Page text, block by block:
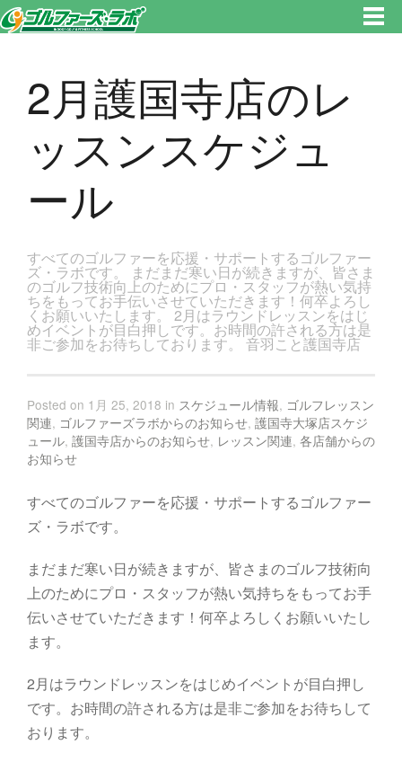
若松河田で気軽にゴルフレッスン！
2月護国寺店のレ
ッスンスケジュ
ール
すべてのゴルファーを応援・サポートするゴルファー
ズ・ラボです。 まだまだ寒い日が続きますが、皆さま
のゴルフ技術向上のためにプロ・スタッフが熱い気持
ちをもってお手伝いさせていただきます！何卒よろし
くお願いいたします。 2月はラウンドレッスンをはじ
めイベントが目白押しです。お時間の許される方は是
非ご参加をお待ちしております。 音羽こと護国寺店
Posted on 1月 25, 2018 in スケジュール情報, ゴルフレッスン
関連, ゴルファーズラボからのお知らせ, 護国寺大塚店スケジ
ュール, 護国寺店からのお知らせ, レッスン関連, 各店舗からの
お知らせ
すべてのゴルファーを応援・サポートするゴルファー
ズ・ラボです。
まだまだ寒い日が続きますが、皆さまのゴルフ技術向
上のためにプロ・スタッフが熱い気持ちをもってお手
伝いさせていただきます！何卒よろしくお願いいたし
ます。
2月はラウンドレッスンをはじめイベントが目白押し
です。お時間の許される方は是非ご参加をお待ちして
おります。